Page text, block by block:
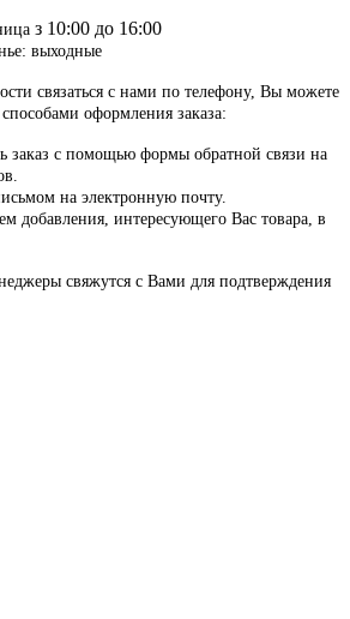
з 10:00 до 16:00
выходные
связаться с нами по телефону, Вы можете
оформления заказа:
заказ с помощью формы обратной связи на
на электронную почту.
добавления, интересующего Вас товара, в
свяжутся с Вами для подтверждения